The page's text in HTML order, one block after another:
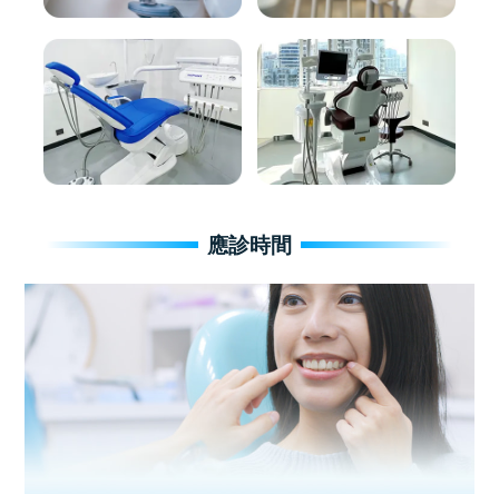
應診時間